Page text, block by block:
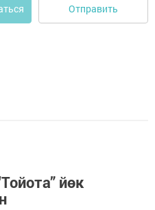
Отправить
йөк